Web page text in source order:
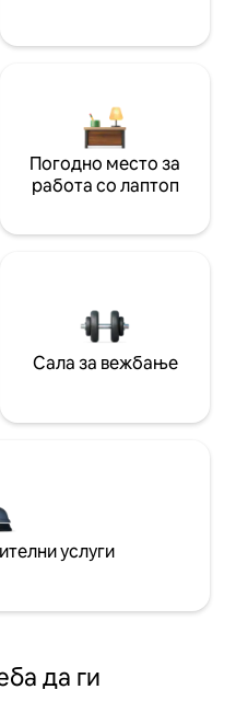
Погодно место за
работа со лаптоп
Сала за вежбање
услуги
да ги